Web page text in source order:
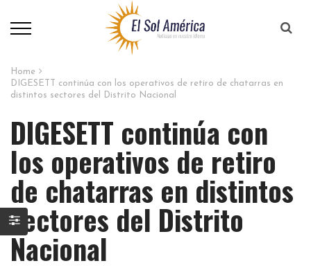
Home
DIGESETT continúa con los operativos de retiro de chatarras en
distintos sectores del Distrito Nacional
DIGESETT continúa con
los operativos de retiro
de chatarras en distintos
sectores del Distrito
Nacional